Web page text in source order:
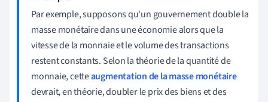
Par exemple, supposons qu'un gouvernement double la
masse monétaire dans une économie alors que la
vitesse de la monnaie et le volume des transactions
restent constants. Selon la théorie de la quantité de
monnaie, cetteaugmentation de la masse monétaire
devrait, en théorie, doubler le prix des biens et des